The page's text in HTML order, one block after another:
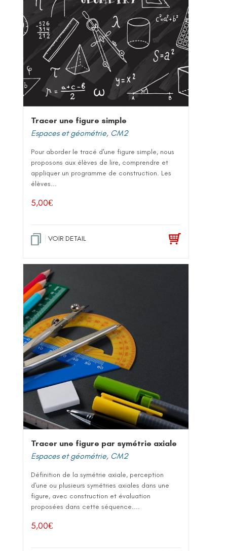
Tracer une figure simple
Espaces et géométrie, CM2
Pour aborder le tracé d'une figure simple, nous
proposons aux élèves de lire, comprendre et
appliquer un programme de construction. Les
élèves...
5,00€
VOIR DETAIL
Tracer une figure par symétrie axiale
Espaces et géométrie, CM2
Définition de la symétrie axiale, perception
d'une ou plusieurs symétries axiales dans une
figure, avec construction et évaluation
proposées dans cette séquence....
5,00€